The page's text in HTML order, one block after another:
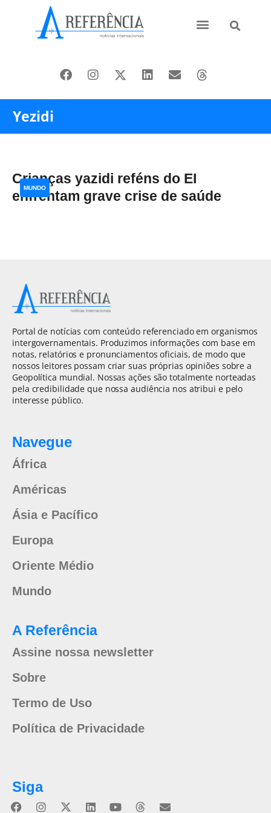
Yezidi
Crianças yazidi reféns do EI
enfrentam grave crise de saúde
MUNDO
Portal de notícias com conteúdo referenciado em organismos
intergovernamentais. Produzimos informações com base em
notas, relatórios e pronunciamentos oficiais, de modo que
nossos leitores possam criar suas próprias opiniões sobre a
Geopolítica mundial. Nossas ações são totalmente norteadas
pela credibilidade que nossa audiência nos atribui e pelo
interesse público.
Navegue
África
Américas
Ásia e Pacífico
Europa
Oriente Médio
Mundo
A Referência
Assine nossa newsletter
Sobre
Termo de Uso
Política de Privacidade
Siga